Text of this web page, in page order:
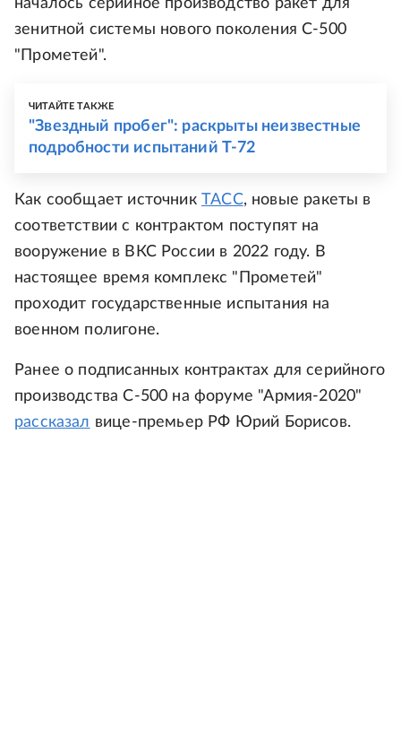
началось серийное производство ракет для
зенитной системы нового поколения С-500
"Прометей".
ЧИТАЙТЕ ТАКЖЕ
"Звездный пробег": раскрыты неизвестные
подробности испытаний Т-72
Как сообщает источник ТАСС, новые ракеты в
соответствии с контрактом поступят на
вооружение в ВКС России в 2022 году. В
настоящее время комплекс "Прометей"
проходит государственные испытания на
военном полигоне.
Ранее о подписанных контрактах для серийного
производства С-500 на форуме "Армия-2020"
рассказал вице-премьер РФ Юрий Борисов.